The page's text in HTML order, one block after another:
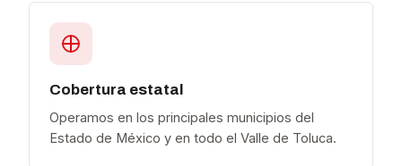
Cobertura estatal
Operamos en los principales municipios del
Estado de México y en todo el Valle de Toluca.